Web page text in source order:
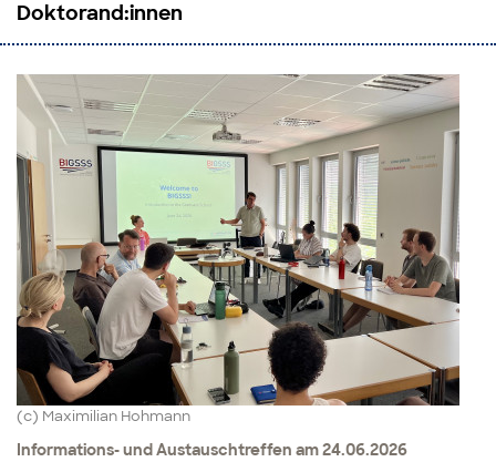
Doktorand:innen
(c) Maximilian Hohmann
Informations- und Austauschtreffen am 24.06.2026